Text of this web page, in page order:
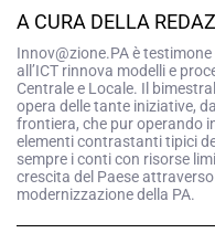
A CURA DELLA
Innov@zione.PA è
all’ICT rinnova modelli e
Centrale e Locale. Il
opera delle tante iniziative,
frontiera, che pur operando
elementi contrastanti tipici
sempre i conti con risorse
crescita del Paese
modernizzazione della PA.